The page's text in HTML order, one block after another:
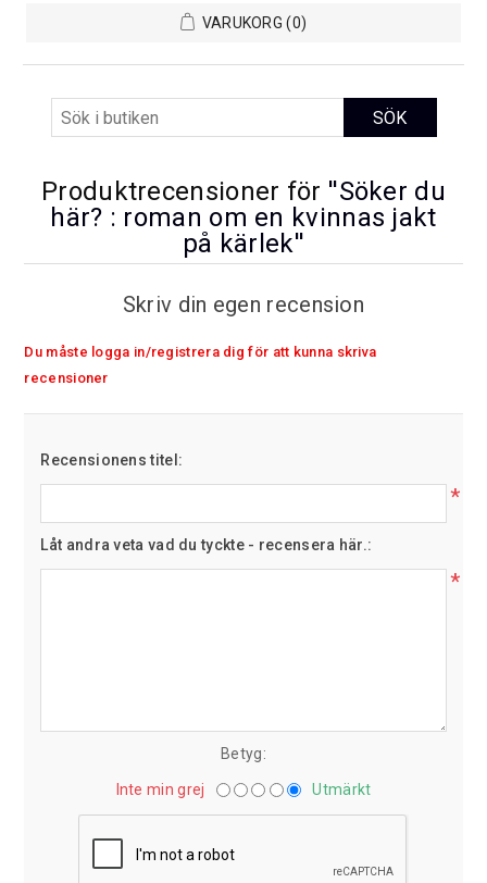
VARUKORG (0)
Produktrecensioner för
Söker du
här? : roman om en kvinnas jakt
på kärlek
Skriv din egen recension
Du måste logga in/registrera dig för att kunna skriva
recensioner
Recensionens titel:
*
Låt andra veta vad du tyckte - recensera här.:
*
Betyg:
Inte min grej Utmärkt